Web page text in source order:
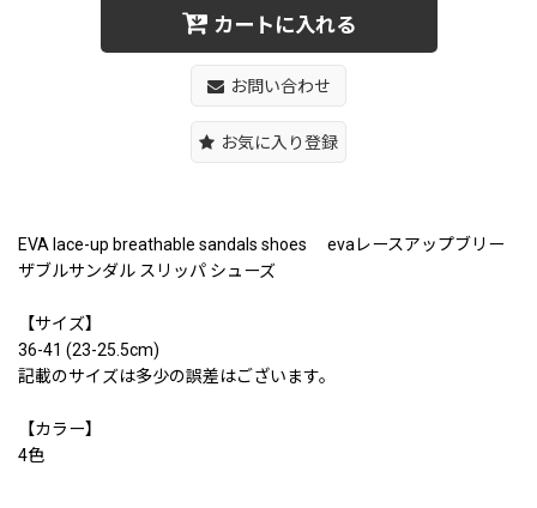
カートに入れる
お問い合わせ
お気に入り登録
EVA lace-up breathable sandals shoes evaレースアップブリー
ザブルサンダル スリッパ シューズ
【サイズ】
36-41 (23-25.5cm)
記載のサイズは多少の誤差はございます。
【カラー】
4色